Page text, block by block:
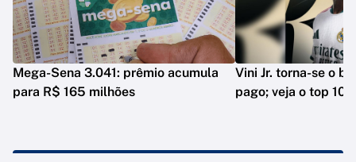
Mega-Sena 3.041: prêmio acumula
para R$ 165 milhões
Vini Jr. torna-se o
pago; veja o top 10